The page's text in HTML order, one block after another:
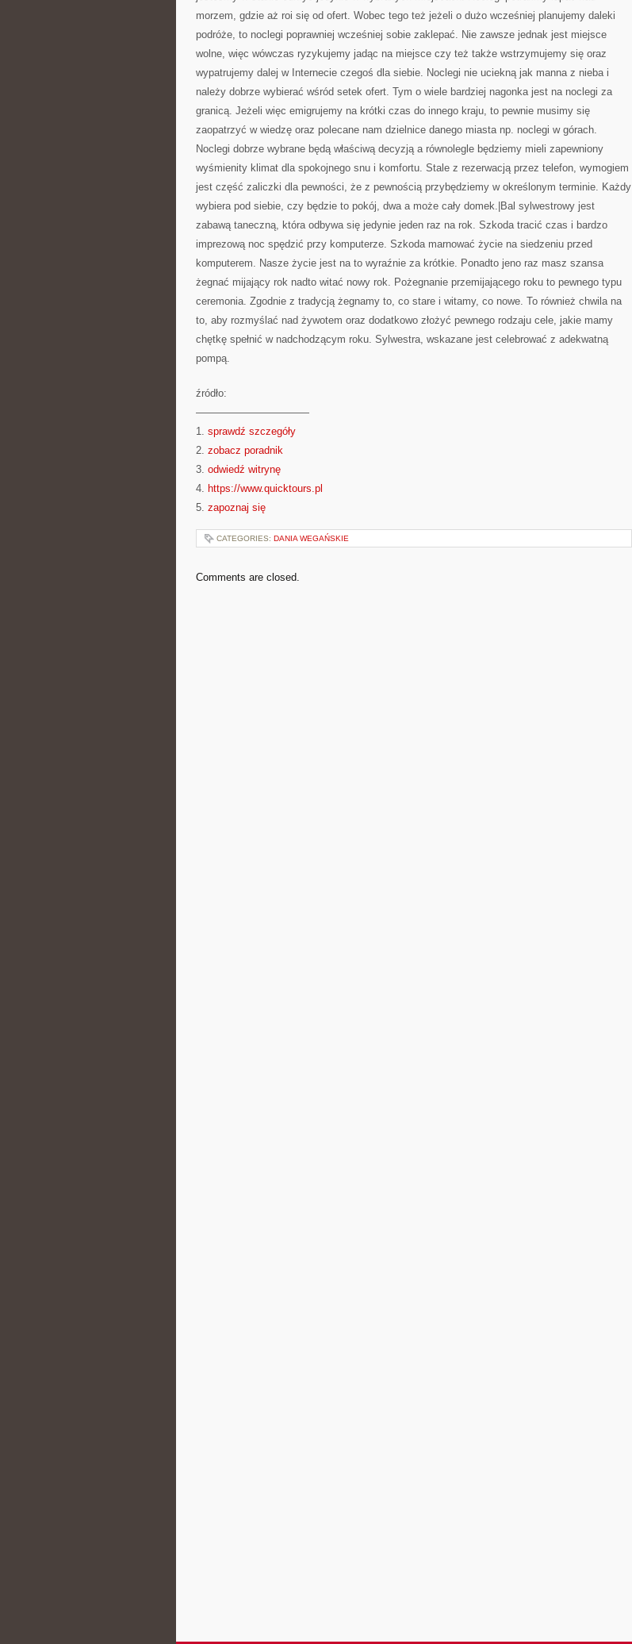
morzem, gdzie aż roi się od ofert. Wobec tego też jeżeli o dużo wcześniej planujemy daleki
podróże, to noclegi poprawniej wcześniej sobie zaklepać. Nie zawsze jednak jest miejsce
wolne, więc wówczas ryzykujemy jadąc na miejsce czy też także wstrzymujemy się oraz
wypatrujemy dalej w Internecie czegoś dla siebie. Noclegi nie uciekną jak manna z nieba i
należy dobrze wybierać wśród setek ofert. Tym o wiele bardziej nagonka jest na noclegi za
granicą. Jeżeli więc emigrujemy na krótki czas do innego kraju, to pewnie musimy się
zaopatrzyć w wiedzę oraz polecane nam dzielnice danego miasta np. noclegi w górach.
Noclegi dobrze wybrane będą właściwą decyzją a równolegle będziemy mieli zapewniony
wyśmienity klimat dla spokojnego snu i komfortu. Stale z rezerwacją przez telefon, wymogiem
jest część zaliczki dla pewności, że z pewnością przybędziemy w określonym terminie. Każdy
wybiera pod siebie, czy będzie to pokój, dwa a może cały domek.|Bal sylwestrowy jest
zabawą taneczną, która odbywa się jedynie jeden raz na rok. Szkoda tracić czas i bardzo
imprezową noc spędzić przy komputerze. Szkoda marnować życie na siedzeniu przed
komputerem. Nasze życie jest na to wyraźnie za krótkie. Ponadto jeno raz masz szansa
żegnać mijający rok nadto witać nowy rok. Pożegnanie przemijającego roku to pewnego typu
ceremonia. Zgodnie z tradycją żegnamy to, co stare i witamy, co nowe. To również chwila na
to, aby rozmyślać nad żywotem oraz dodatkowo złożyć pewnego rodzaju cele, jakie mamy
chętkę spełnić w nadchodzącym roku. Sylwestra, wskazane jest celebrować z adekwatną
pompą.
źródło:
———————————
1. sprawdź szczegóły
2. zobacz poradnik
3. odwiedź witrynę
4. https://www.quicktours.pl
5. zapoznaj się
CATEGORIES: DANIA WEGAŃSKIE
Comments are closed.